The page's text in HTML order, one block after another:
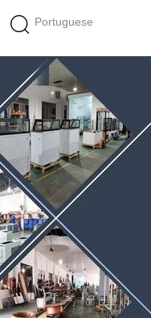
Portuguese